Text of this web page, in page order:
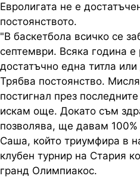
Евролигата не е
постоянството.
"В баскетбола всичко се
септември. Всяка година е
достатъчно една титла
Трябва постоянство.
постигнал през
искам още. Докато съм
позволява, ще давам 100%
Саша, който триумфира в
клубен турнир на Стария
гранд Олимпиакос.